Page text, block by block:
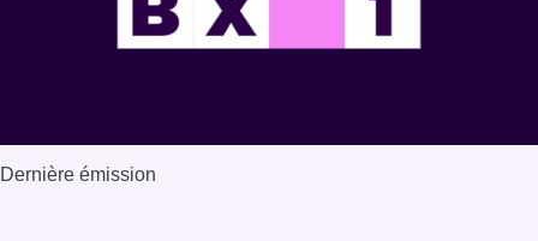
Dernière émission